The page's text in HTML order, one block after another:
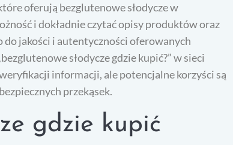
oferują bezglutenowe słodycze w
i dokładnie czytać opisy produktów oraz
do jakości i autentyczności oferowanych
słodycze gdzie kupić?” w sieci
informacji, ale potencjalne korzyści są
przekąsek.
gdzie kupić